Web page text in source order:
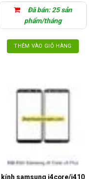
Đã bán: 25 sản
phẩm/tháng
THÊM VÀO GIỎ HÀNG
kính samsung j4core/j410